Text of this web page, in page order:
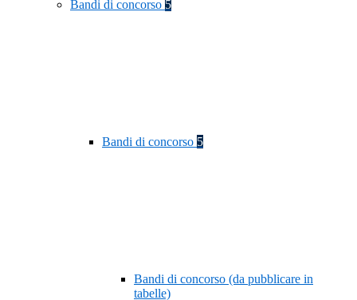
Bandi di concorso 5
Bandi di concorso 5
Bandi di concorso (da pubblicare in
tabelle)